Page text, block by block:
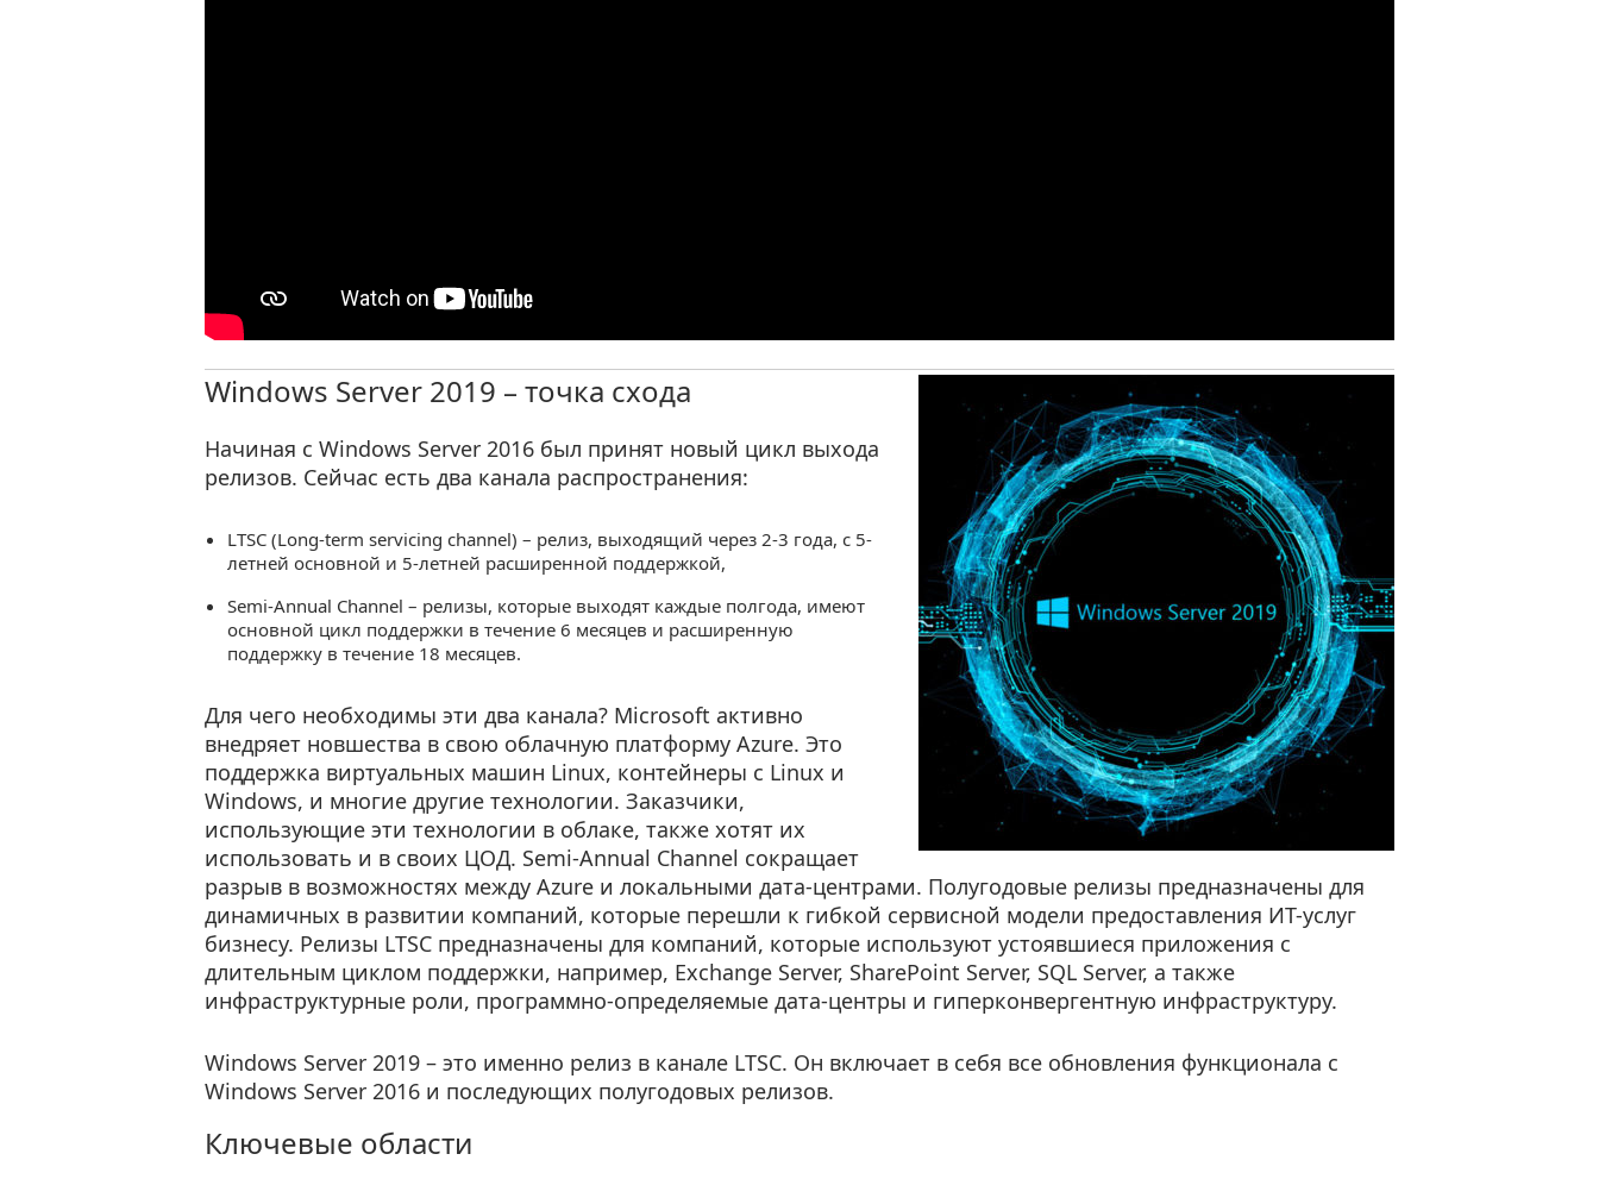
Windows Server 2019 – точка схода
Начиная с Windows Server 2016 был принят новый цикл выхода
релизов. Сейчас есть два канала распространения:
LTSC (Long-term servicing channel) – релиз, выходящий через 2-3 года, с 5-
летней основной и 5-летней расширенной поддержкой,
Semi-Annual Channel – релизы, которые выходят каждые полгода, имеют
основной цикл поддержки в течение 6 месяцев и расширенную
поддержку в течение 18 месяцев.
Для чего необходимы эти два канала? Microsoft активно
внедряет новшества в свою облачную платформу Azure. Это
поддержка виртуальных машин Linux, контейнеры с Linux и
Windows, и многие другие технологии. Заказчики,
использующие эти технологии в облаке, также хотят их
использовать и в своих ЦОД. Semi-Annual Channel сокращает
разрыв в возможностях между Azure и локальными дата-центрами. Полугодовые релизы предназначены для
динамичных в развитии компаний, которые перешли к гибкой сервисной модели предоставления ИТ-услуг
бизнесу. Релизы LTSC предназначены для компаний, которые используют устоявшиеся приложения с
длительным циклом поддержки, например, Exchange Server, SharePoint Server, SQL Server, а также
инфраструктурные роли, программно-определяемые дата-центры и гиперконвергентную инфраструктуру.
Windows Server 2019 – это именно релиз в канале LTSC. Он включает в себя все обновления функционала с
Windows Server 2016 и последующих полугодовых релизов.
Ключевые области